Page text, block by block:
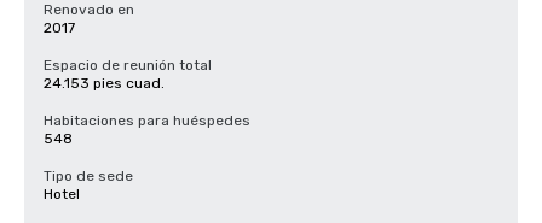
Renovado en
2017
Espacio de reunión total
24.153 pies cuad.
Habitaciones para huéspedes
548
Tipo de sede
Hotel